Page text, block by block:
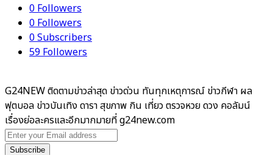
0 Followers
0 Followers
0Subscribers
59 Followers
G24NEW ติดตามข่าวล่าสุด ข่าวด่วน ทันทุกเหตุการณ์ ข่าวกีฬา ผล
ฟุตบอล ข่าวบันเทิง ดารา สุขภาพ กิน เที่ยว ตรวจหวย ดวง คอลัมน์
เรื่องย่อละครและอีกมากมายที่ g24new.com
Enter
your